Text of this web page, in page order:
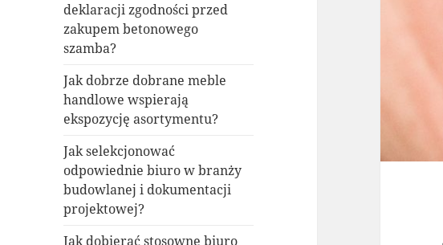
deklaracji zgodności przed
zakupem betonowego
szamba?
Jak dobrze dobrane meble
handlowe wspierają
ekspozycję asortymentu?
Jak selekcjonować
odpowiednie biuro w branży
budowlanej i dokumentacji
projektowej?
Jak dobierać stosowne biuro